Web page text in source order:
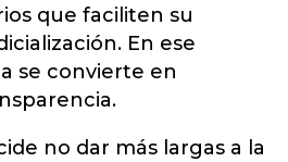
que faciliten su
En ese
se convierte en
no dar más largas a la